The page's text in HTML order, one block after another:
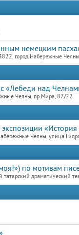
немецким
город Набережные
«Лебеди над
Челны, пр.Мира, 87/22
Челны, улица
по мотивам
драматический